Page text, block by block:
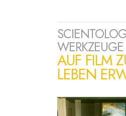
WERKZEUGE
AUF FILM
LEBEN